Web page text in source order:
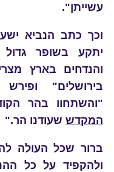
עשייתן".
וכך כתב הנביא
יתקע בשופר
והנדחים בארץ
בירושלים"
"והשתחוו בהר
המקדש שעודנו הר."
ברור שכל העולה
ולהקפיד על כל